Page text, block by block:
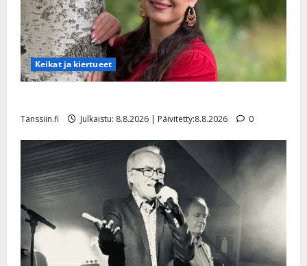
Keikat ja kiertueet
Tanssiin.fi Julkaistu: 8.8.2026 | Päivitetty:8.8.2026 0